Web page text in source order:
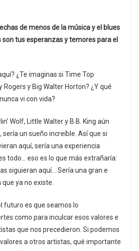
de menos de la música y el blues
son tus esperanzas y temores para el
¿Te imaginas si Time Top
y Big Walter Horton? ¿Y qué
vi con vida?
Wolf, Little Walter y B.B. King aún
sería un sueño increíble. Así que si
aquí, sería una experiencia
todo… eso es lo que más extrañaría:
siguieran aquí… Sería una gran e
ya no existe.
futuro es que seamos lo
como para inculcar esos valores e
que nos precedieron. Si podemos
a otros artistas, qué importante